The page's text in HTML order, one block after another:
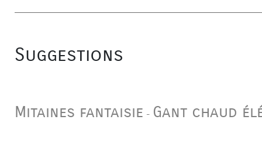
Suggestions
Mitaines fantaisie - Gant chaud